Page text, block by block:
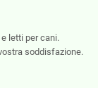
letti per cani.
soddisfazione.